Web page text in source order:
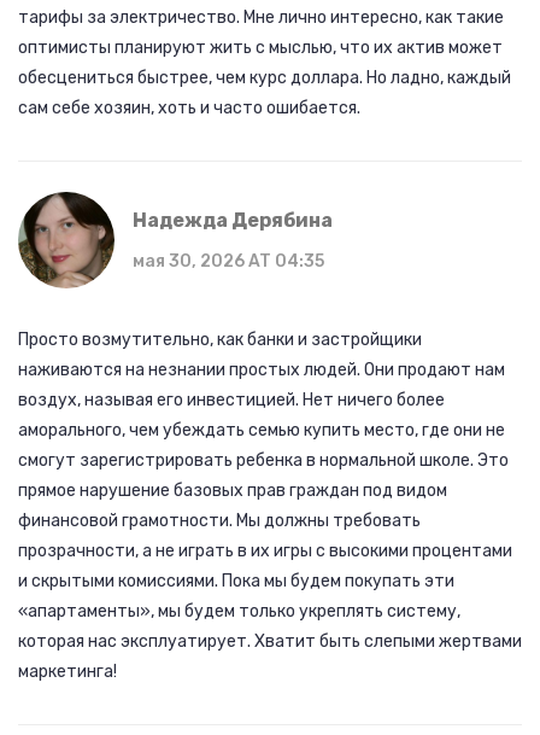
тарифы за электричество. Мне лично интересно, как такие
оптимисты планируют жить с мыслью, что их актив может
обесцениться быстрее, чем курс доллара. Но ладно, каждый
сам себе хозяин, хоть и часто ошибается.
Надежда Дерябина
мая 30, 2026 AT 04:35
Просто возмутительно, как банки и застройщики
наживаются на незнании простых людей. Они продают нам
воздух, называя его инвестицией. Нет ничего более
аморального, чем убеждать семью купить место, где они не
смогут зарегистрировать ребенка в нормальной школе. Это
прямое нарушение базовых прав граждан под видом
финансовой грамотности. Мы должны требовать
прозрачности, а не играть в их игры с высокими процентами
и скрытыми комиссиями. Пока мы будем покупать эти
«апартаменты», мы будем только укреплять систему,
которая нас эксплуатирует. Хватит быть слепыми жертвами
маркетинга!